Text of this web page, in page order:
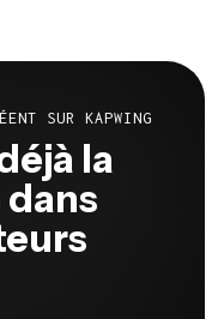
SUR KAPWING
la